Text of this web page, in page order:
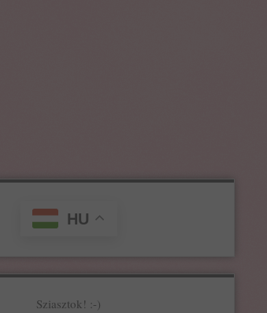
HU
Sziasztok! :-)